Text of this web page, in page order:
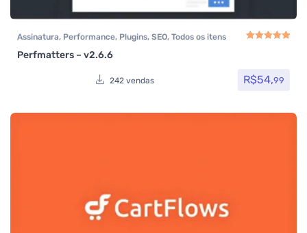
Assinatura, Performance, Plugins, SEO, Todos os itens
Perfmatters – v2.6.6
242 vendas R$54,99